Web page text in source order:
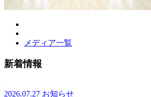
メディア一覧
新着情報
2026.07.27 お知らせ